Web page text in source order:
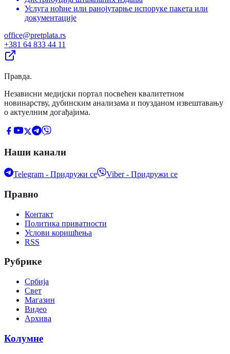
Услуга ноћне или ранојутарње испоруке пакета или
документације
office@pretplata.rs
+381 64 833 44 11
Правда.
Независни медијски портал посвећен квалитетном
новинарству, дубинским анализама и поузданом извештавању
о актуелним догађајима.
Наши канали
Telegram - Придружи се Viber - Придружи се
Правно
Контакт
Политика приватности
Услови коришћења
RSS
Рубрике
Србија
Свет
Магазин
Видео
Архива
Колумне